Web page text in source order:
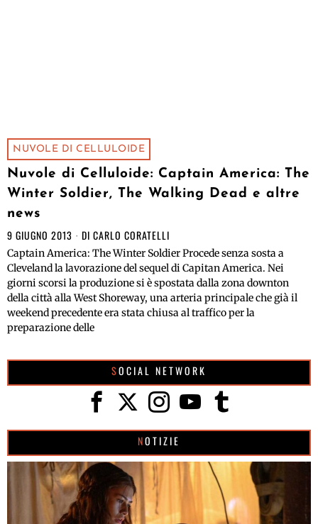
NUVOLE DI CELLULOIDE
Nuvole di Celluloide: Captain America: The
Winter Soldier, The Walking Dead e altre
news
9 GIUGNO 2013 DI CARLO CORATELLI
Captain America: The Winter Soldier Procede senza sosta a
Cleveland la lavorazione del sequel di Capitan America. Nei
giorni scorsi la produzione si è spostata dalla zona downton
della città alla West Shoreway, una arteria principale che già il
weekend precedente era stata chiusa al traffico per la
preparazione delle
SOCIAL NETWORK
NOTIZIE